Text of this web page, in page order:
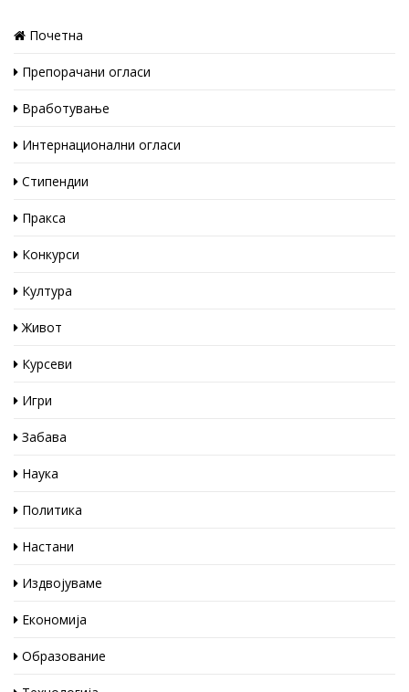
Почетна
Препорачани огласи
Вработување
Интернационални огласи
Стипендии
Пракса
Конкурси
Култура
Живот
Курсеви
Игри
Забава
Наука
Политика
Настани
Издвојуваме
Економија
Образование